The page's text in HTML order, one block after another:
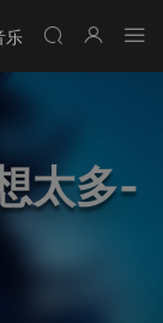
太多-